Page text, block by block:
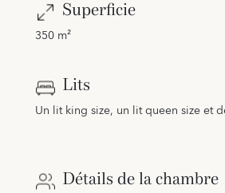
Superficie
350 m²
Lits
Un lit king size, un lit queen size et
Détails de la chambre